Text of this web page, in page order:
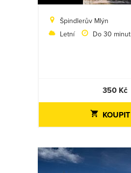
Špindlerův Mlýn
Letní
Do 30 minut
350 Kč
KOUPIT